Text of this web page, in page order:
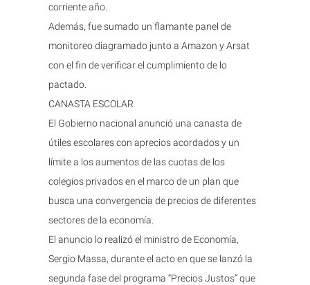
corriente año.
Además, fue sumado un flamante panel de
monitoreo diagramado junto a Amazon y Arsat
con el fin de verificar el cumplimiento de lo
pactado.
CANASTA ESCOLAR
El Gobierno nacional anunció una canasta de
útiles escolares con aprecios acordados y un
límite a los aumentos de las cuotas de los
colegios privados en el marco de un plan que
busca una convergencia de precios de diferentes
sectores de la economía.
El anuncio lo realizó el ministro de Economía,
Sergio Massa, durante el acto en que se lanzó la
segunda fase del programa “Precios Justos” que